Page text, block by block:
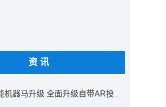
资讯
马升级 全面升级自带AR投影创新交互方式